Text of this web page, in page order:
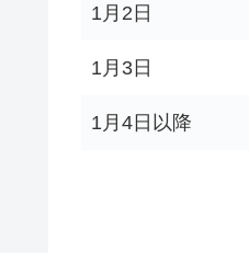
1月2日
1月3日
1月4日以降